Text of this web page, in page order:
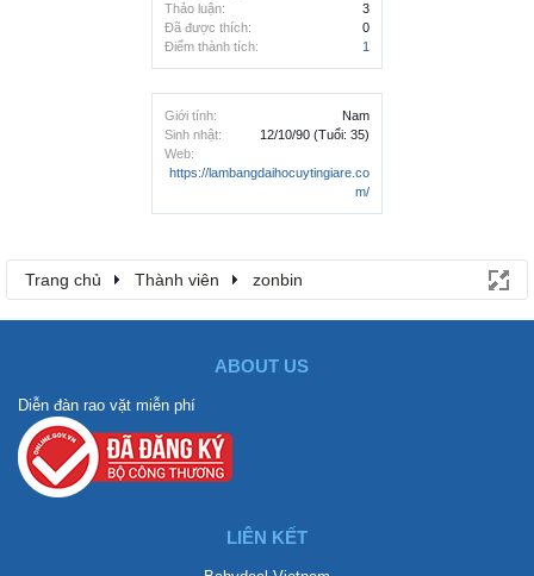
Thảo luận:
3
Đã được thích:
0
Điểm thành tích:
1
Giới tính:
Nam
Sinh nhật:
12/10/90 (Tuổi: 35)
Web:
https://lambangdaihocuytingiare.co
m/
Trang chủ Thành viên zonbin
ABOUT US
Diễn đàn rao vặt miễn phí
LIÊN KẾT